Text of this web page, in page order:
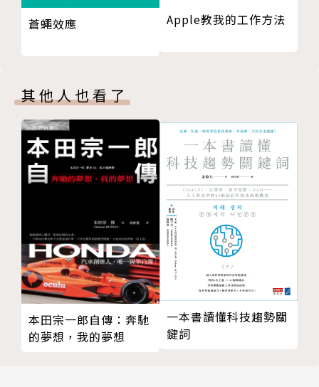
展，從環保方瓶到易拉罐裝，搭配不同的通路推廣，徹
底延長手搖飲的銷售戰線。
新零售體驗。
◎開店功課做好做滿，才不會狼狽退場
在台灣手搖飲店家數不比便利商店少，要敢殺進這個市
場，千萬要足做事前功課，別單憑一股衝勁貿然挺進，
最後落得狼狽退場。
◎開店務必把「自我」放到後面，牢記「獲利」才是主
要目標！
◎沒開店經驗，可先以連鎖加盟進入市場，提高開店的
成功率！
◎人事成本占營收比例不宜超過20％，可省成本又不
造成浪費！
蒼蠅效應 Apple教我的工作方法
其他人也看了
本田宗一郎自傳：奔馳
的夢想，我的夢想
一本書讀懂科技趨勢關
鍵詞